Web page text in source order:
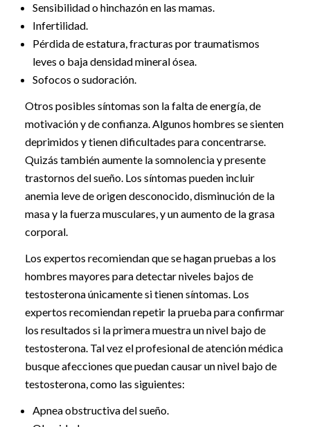
Sensibilidad o hinchazón en las mamas.
Infertilidad.
Pérdida de estatura, fracturas por traumatismos
leves o baja densidad mineral ósea.
Sofocos o sudoración.
Otros posibles síntomas son la falta de energía, de
motivación y de confianza. Algunos hombres se sienten
deprimidos y tienen dificultades para concentrarse.
Quizás también aumente la somnolencia y presente
trastornos del sueño. Los síntomas pueden incluir
anemia leve de origen desconocido, disminución de la
masa y la fuerza musculares, y un aumento de la grasa
corporal.
Los expertos recomiendan que se hagan pruebas a los
hombres mayores para detectar niveles bajos de
testosterona únicamente si tienen síntomas. Los
expertos recomiendan repetir la prueba para confirmar
los resultados si la primera muestra un nivel bajo de
testosterona. Tal vez el profesional de atención médica
busque afecciones que puedan causar un nivel bajo de
testosterona, como las siguientes:
Apnea obstructiva del sueño.